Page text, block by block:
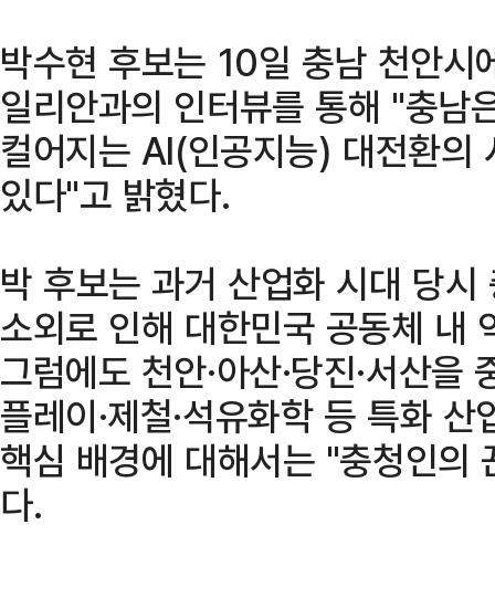
박수현 후보는 10일 충남 천안시
일리안과의 인터뷰를 통해 "충남
컬어지는 AI(인공지능) 대전환의
있다"고 밝혔다.
박 후보는 과거 산업화 시대 당
소외로 인해 대한민국 공동체 내
그럼에도 천안·아산·당진·서산을
플레이·제철·석유화학 등 특화
핵심 배경에 대해서는 "충청인의
다.